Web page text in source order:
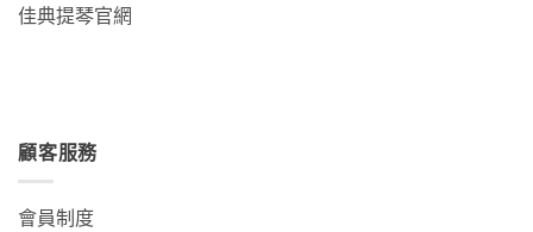
佳典提琴官網
顧客服務
會員制度